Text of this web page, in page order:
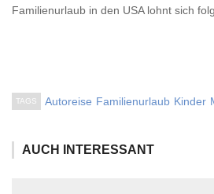
Familienurlaub in den USA lohnt sich
TAGS Autoreise Familienurlaub Kinder
AUCH INTERESSANT